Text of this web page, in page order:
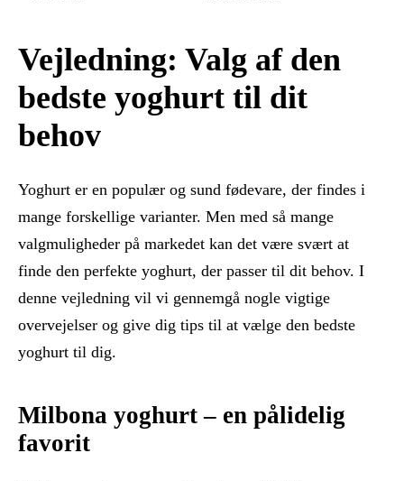
Vejledning: Valg af den
bedste yoghurt til dit
behov
Yoghurt er en populær og sund fødevare, der findes i
mange forskellige varianter. Men med så mange
valgmuligheder på markedet kan det være svært at
finde den perfekte yoghurt, der passer til dit behov. I
denne vejledning vil vi gennemgå nogle vigtige
overvejelser og give dig tips til at vælge den bedste
yoghurt til dig.
Milbona yoghurt – en pålidelig
favorit